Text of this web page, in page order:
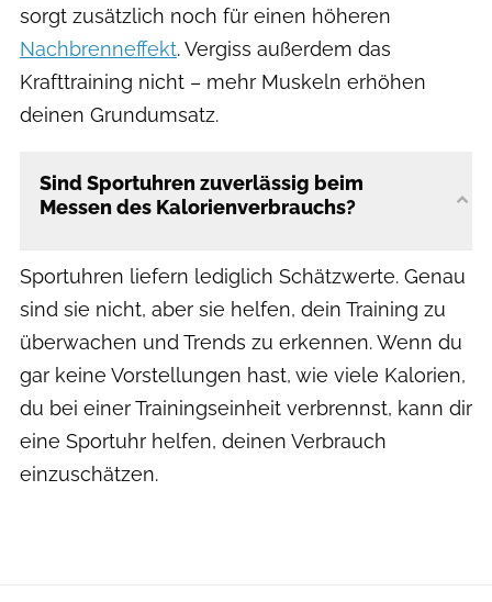
sorgt zusätzlich noch für einen höheren
Nachbrenneffekt. Vergiss außerdem das
Krafttraining nicht – mehr Muskeln erhöhen
deinen Grundumsatz.
Sind Sportuhren zuverlässig beim
Messen des Kalorienverbrauchs?
Sportuhren liefern lediglich Schätzwerte. Genau
sind sie nicht, aber sie helfen, dein Training zu
überwachen und Trends zu erkennen. Wenn du
gar keine Vorstellungen hast, wie viele Kalorien,
du bei einer Trainingseinheit verbrennst, kann dir
eine Sportuhr helfen, deinen Verbrauch
einzuschätzen.